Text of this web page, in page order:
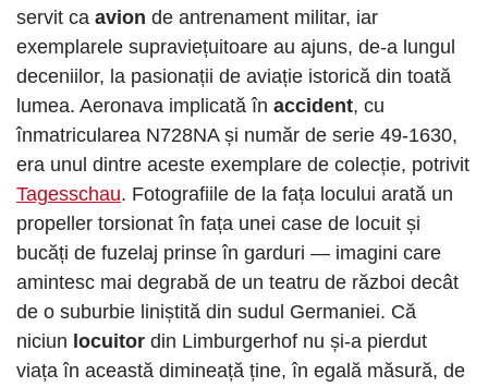
servit ca avion de antrenament militar, iar
exemplarele supraviețuitoare au ajuns, de-a lungul
deceniilor, la pasionații de aviație istorică din toată
lumea. Aeronava implicată în accident, cu
înmatricularea N728NA și număr de serie 49-1630,
era unul dintre aceste exemplare de colecție, potrivit
Tagesschau. Fotografiile de la fața locului arată un
propeller torsionat în fața unei case de locuit și
bucăți de fuzelaj prinse în garduri — imagini care
amintesc mai degrabă de un teatru de război decât
de o suburbie liniștită din sudul Germaniei. Că
niciun locuitor din Limburgerhof nu și-a pierdut
viața în această dimineață ține, în egală măsură, de